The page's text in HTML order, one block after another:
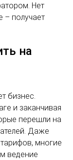
Нет
– получает
на
бизнес.
и заканчивая
перешли на
Даже
многие
ведение